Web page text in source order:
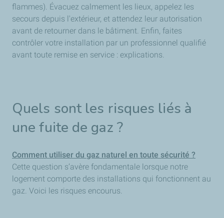
flammes). Évacuez calmement les lieux, appelez les
secours depuis l'extérieur, et attendez leur autorisation
avant de retourner dans le bâtiment. Enfin, faites
contrôler votre installation par un professionnel qualifié
avant toute remise en service : explications.
Quels sont les risques liés à
une fuite de gaz ?
Comment utiliser du gaz naturel en toute sécurité ?
Cette question s’avère fondamentale lorsque notre
logement comporte des installations qui fonctionnent au
gaz. Voici les risques encourus.